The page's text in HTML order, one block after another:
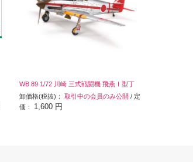
WB.89 1/72 川崎 三式戦闘機 飛燕Ⅰ型丁
卸価格(税抜)： 取引中の会員のみ公開 / 定
価： 1,600 円